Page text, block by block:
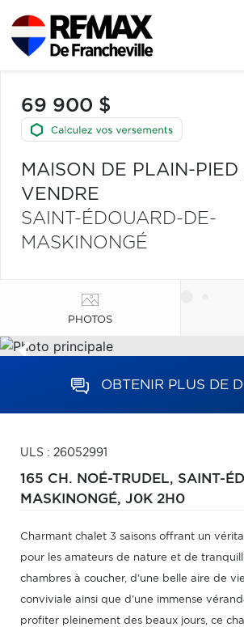
69 900 $
MAISON DE PLAIN-PIED
VENDRE
SAINT-ÉDOUARD-DE-
MASKINONGÉ
PHOTOS
OBTENIR PLUS DE
ULS : 26052991
165 CH. NOÉ-TRUDEL, SAINT-
MASKINONGÉ, J0K 2H0
Charmant chalet 3 saisons offrant un
pour les amateurs de nature et de
chambres à coucher, d'une belle aire de
conviviale ainsi que d'une immense
profiter pleinement des beaux jours, ce